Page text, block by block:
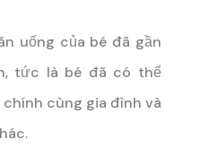
uống của bé đã gần
tức là bé đã có thể
cùng gia đình và